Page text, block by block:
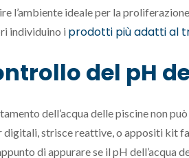
l’ambiente ideale per la
individuino i prodotti più adatti al
del pH
dell’acqua delle piscine non
digitali, strisce reattive, o appositi kit
di appurare se il pH dell’acqua